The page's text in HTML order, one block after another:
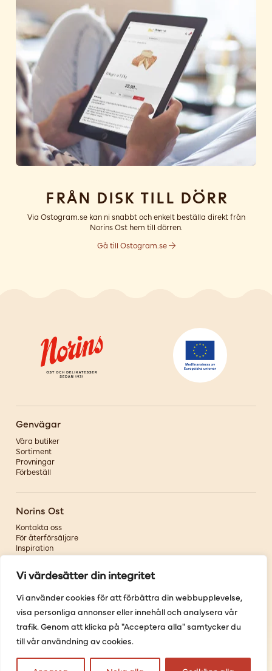
Vi värdesätter din integritet
Vi använder cookies för att förbättra din webbupplevelse,
visa personliga annonser eller innehåll och analysera vår
trafik. Genom att klicka på "Acceptera alla" samtycker du
till vår användning av cookies.
Från disk till dörr
Via Ostogram.se kan ni snabbt och enkelt beställa direkt från
Norins Ost hem till dörren.
Gå till Ostogram.se
Genvägar
Våra butiker
Sortiment
Provningar
Förbeställ
Norins Ost
Kontakta oss
För återförsäljare
Inspiration
Om oss
Följ oss
Facebook
Instagram
Youtube